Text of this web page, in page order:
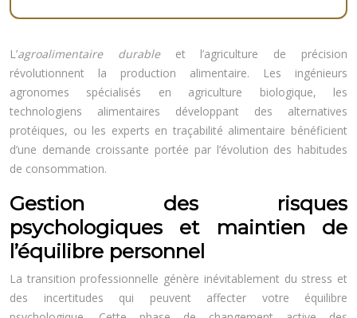
L’agroalimentaire durableet l’agriculture de précision
révolutionnent la production alimentaire. Les ingénieurs
agronomes spécialisés en agriculture biologique, les
technologiens alimentaires développant des alternatives
protéiques, ou les experts en traçabilité alimentaire bénéficient
d’une demande croissante portée par l’évolution des habitudes
de consommation.
Gestion des risques
psychologiques et maintien de
l’équilibre personnel
La transition professionnelle génère inévitablement du stress et
des incertitudes qui peuvent affecter votre équilibre